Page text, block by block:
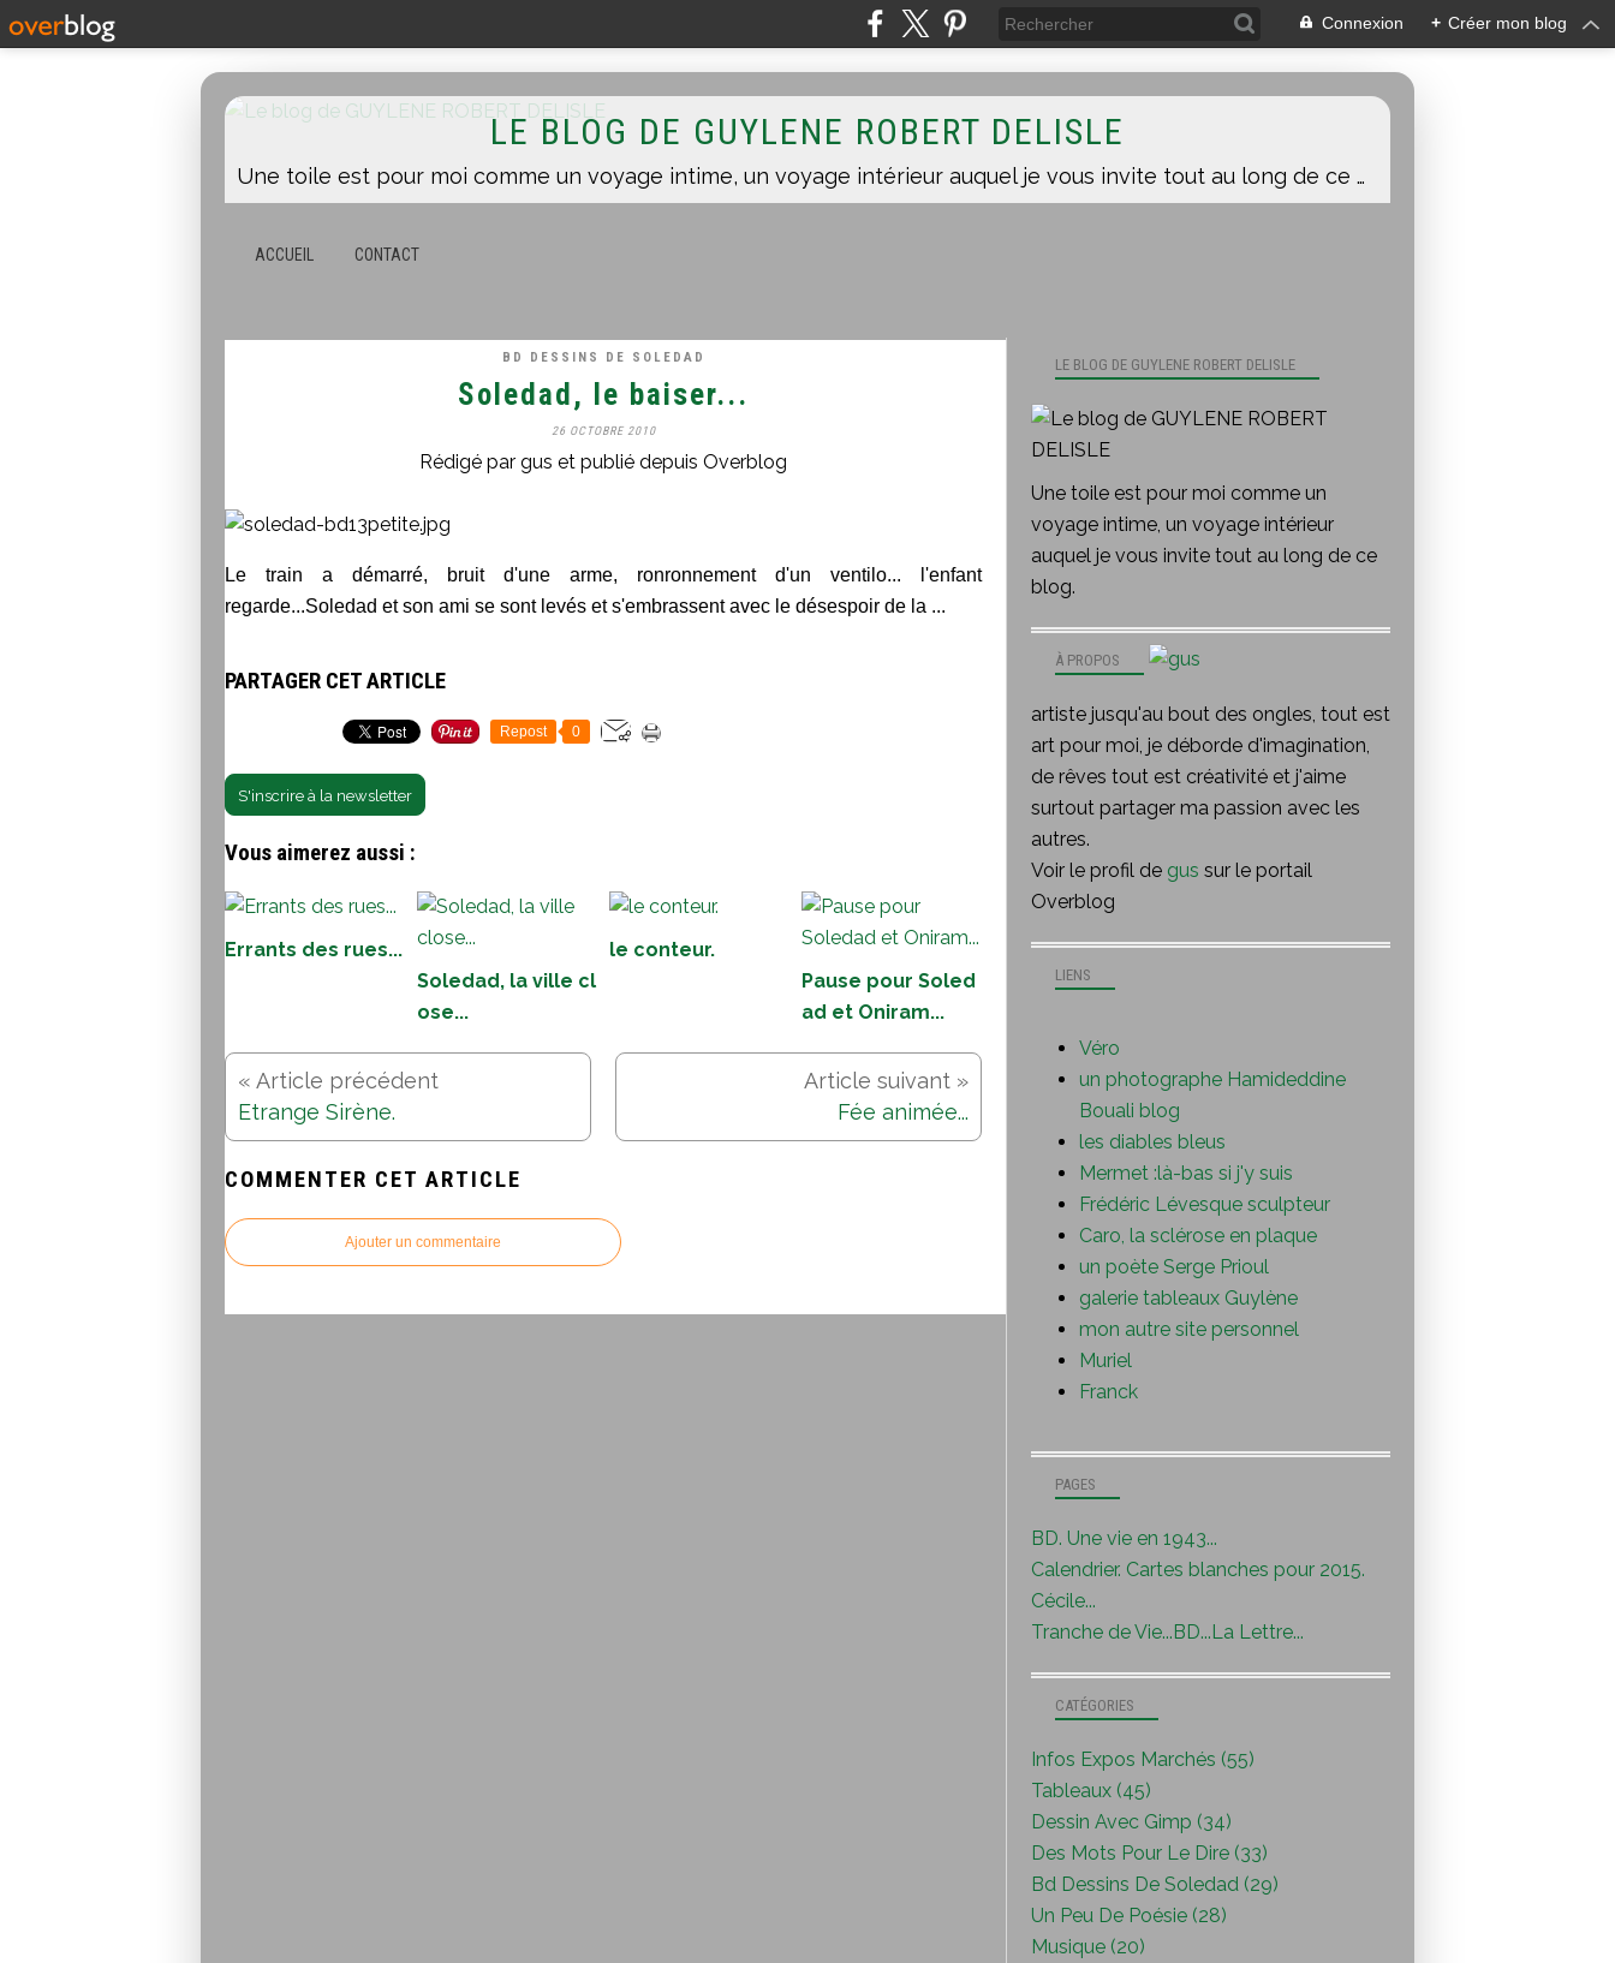
Connexion + Créer mon blog
LE BLOG DE GUYLENE ROBERT DELISLE
Une toile est pour moi comme un voyage intime, un voyage intérieur auquel je vous invite tout au long de ce blog.
ACCUEIL CONTACT
BD DESSINS DE SOLEDAD
Soledad, le baiser...
26 OCTOBRE 2010
Rédigé par gus et publié depuis Overblog
Le train a démarré, bruit d'une arme, ronronnement d'un ventilo... l'enfant
regarde...Soledad et son ami se sont levés et s'embrassent avec le désespoir de la ...
PARTAGER CET ARTICLE
Repost 0
S'inscrire à la newsletter
Vous aimerez aussi :
Errants des rues...
Soledad, la ville cl
ose...
le conteur.
Pause pour Soled
ad et Oniram...
Etrange Sirène. Fée animée...
COMMENTER CET ARTICLE
Ajouter un commentaire
LE BLOG DE GUYLENE ROBERT DELISLE
Une toile est pour moi comme un
voyage intime, un voyage intérieur
auquel je vous invite tout au long de ce
blog.
À PROPOS
artiste jusqu'au bout des ongles, tout est
art pour moi, je déborde d'imagination,
de rêves tout est créativité et j'aime
surtout partager ma passion avec les
autres.
Voir le profil de gus sur le portail
Overblog
PAGES
BD. Une vie en 1943...
Calendrier. Cartes blanches pour 2015.
Cécile...
Tranche de Vie...BD...La Lettre...
CATÉGORIES
Infos Expos Marchés (55)
Tableaux (45)
Dessin Avec Gimp (34)
Des Mots Pour Le Dire (33)
Bd Dessins De Soledad (29)
Un Peu De Poésie (28)
Musique (20)
LIENS
Véro
un photographe Hamideddine
Bouali blog
les diables bleus
Mermet :là-bas si j'y suis
Frédéric Lévesque sculpteur
Caro, la sclérose en plaque
un poète Serge Prioul
galerie tableaux Guylène
mon autre site personnel
Muriel
Franck